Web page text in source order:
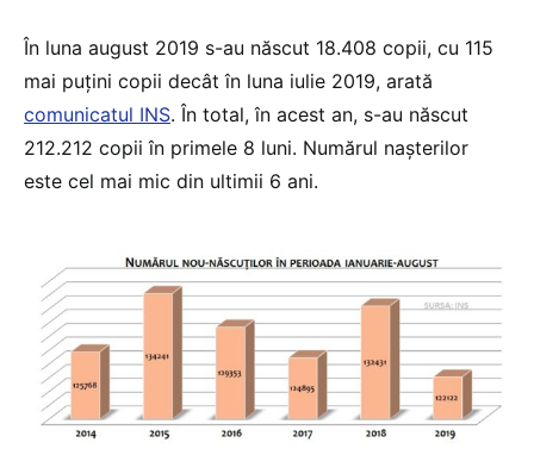
În luna august 2019 s-au născut 18.408 copii, cu 115
mai puţini copii decât în luna iulie 2019, arată
comunicatul INS. În total, în acest an, s-au născut
212.212 copii în primele 8 luni. Numărul naşterilor
este cel mai mic din ultimii 6 ani.